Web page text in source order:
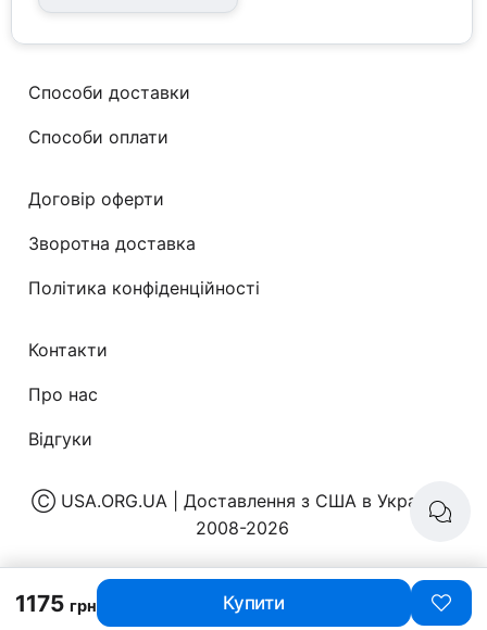
1175 грн Купити
Способи доставки
Способи оплати
Договір оферти
Зворотна доставка
Політика конфіденційності
Контакти
Про нас
Відгуки
Ⓒ USA.ORG.UA | Доставлення з США в Україну|
2008-2026